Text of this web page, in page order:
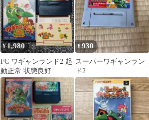
¥1,980
FC ワギャンランド2 起
動正常 状態良好
¥930
スーパーワギャンラン
ド2